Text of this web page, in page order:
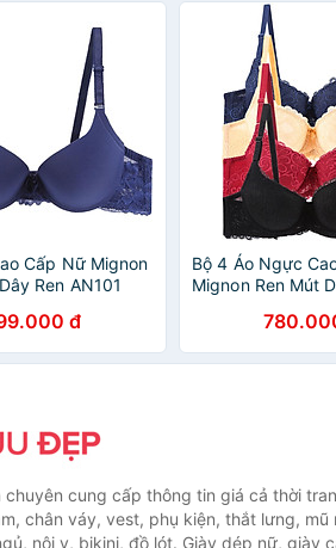
Cấp Nữ Mignon
Ren AN101
đ
Bộ 4 Áo Ngực
Mignon Ren Mút
chuyên cung cấp thông tin giá cả thời
chân váy, vest, phụ kiện, thắt lưng, mũ
nội y, bikini, đồ lót. Giày dép nữ, giày